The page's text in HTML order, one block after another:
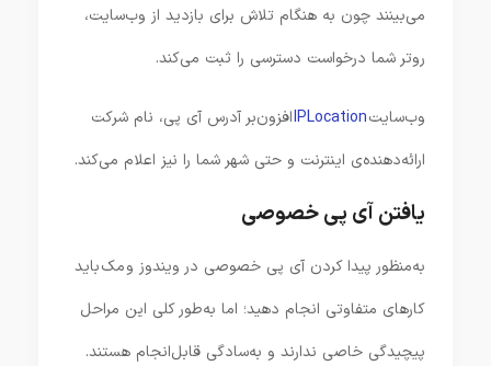
می‌بینند چون به هنگام تلاش برای بازدید از وب‌سایت،
روتر شما درخواست دسترسی را ثبت می‌کند.
وب‌سایتIPLocationافزون‌بر آدرس آی پی، نام شرکت
ارائه‌دهنده‌ی اینترنت و حتی شهر شما را نیز اعلام می‌کند.
یافتن آی پی خصوصی
به‌منظور پیدا کردن آی پی خصوصی در ویندوز و مک باید
کارهای متفاوتی انجام دهید؛ اما به‌طور کلی این مراحل
پیچیدگی خاصی ندارند و به‌سادگی قابل‌انجام هستند.